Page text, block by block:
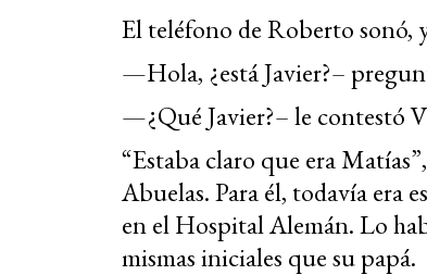
El teléfono de Roberto sonó,
—Hola, ¿está Javier?–
—¿Qué Javier?– le contestó
“Estaba claro que era
Abuelas. Para él, todavía era
en el Hospital Alemán. Lo
mismas iniciales que su papá.